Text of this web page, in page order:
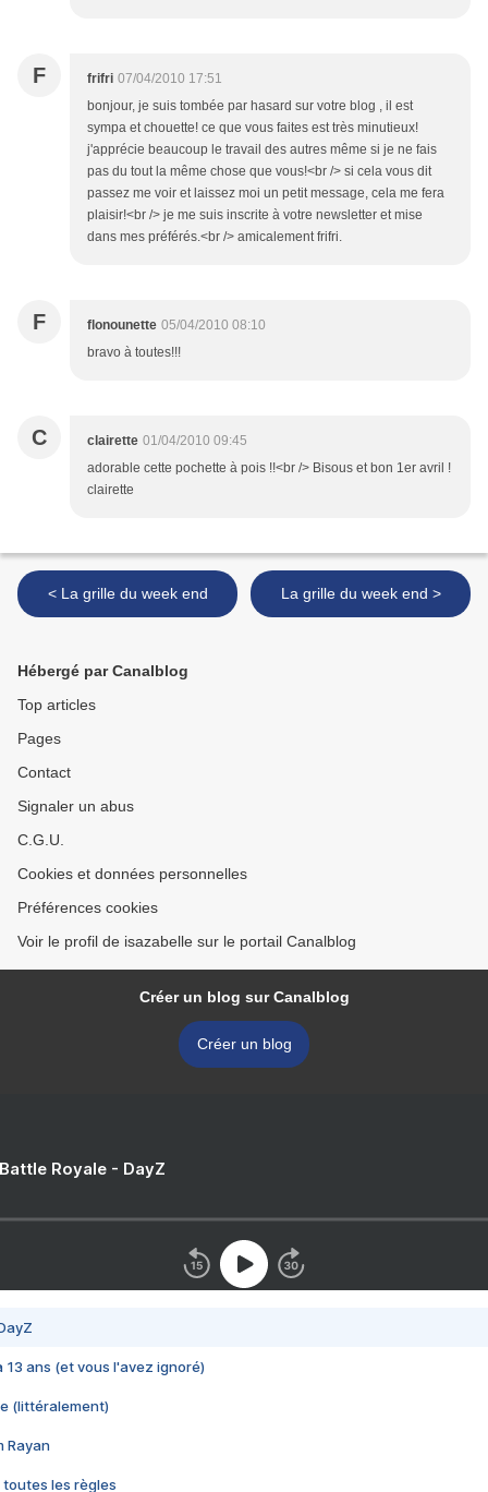
F frifri 07/04/2010 17:51
bonjour, je suis tombée par hasard sur votre blog , il est
sympa et chouette! ce que vous faites est très minutieux!
j'apprécie beaucoup le travail des autres même si je ne fais
pas du tout la même chose que vous!<br /> si cela vous dit
passez me voir et laissez moi un petit message, cela me fera
plaisir!<br /> je me suis inscrite à votre newsletter et mise
dans mes préférés.<br /> amicalement frifri.
F flonounette 05/04/2010 08:10
bravo à toutes!!!
C clairette 01/04/2010 09:45
adorable cette pochette à pois !!<br /> Bisous et bon 1er avril !
clairette
< La grille du week end La grille du week end >
Hébergé par Canalblog
Top articles
Pages
Contact
Signaler un abus
C.G.U.
Cookies et données personnelles
Préférences cookies
Voir le profil de isazabelle sur le portail Canalblog
Créer un blog sur Canalblog
Créer un blog
Royale - DayZ
13 ans (et vous l'avez ignoré)
(littéralement)
Rayan
toutes les règles